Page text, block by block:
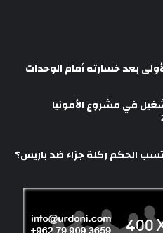
بعد خسارته أمام الوحدات
في مشروع الأمونيا
الحكم ركلة جزاء ضد باريس؟